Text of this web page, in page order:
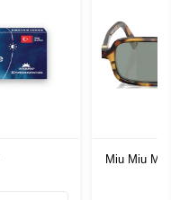
Miu Miu MU